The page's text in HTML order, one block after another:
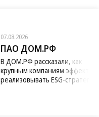
07.08.2026
ПАО ДОМ.РФ
В ДОМ.РФ рассказали, как
крупным компаниям
реализовывать ESG-стратегию